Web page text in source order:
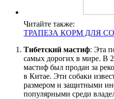
Читайте также:
ТРАПЕЗА КОРМ ДЛЯ
Тибетский мастиф: Эта
самых дорогих в мире. В
мастиф был продан за
в Китае. Эти собаки
размером и защитными
популярными среди